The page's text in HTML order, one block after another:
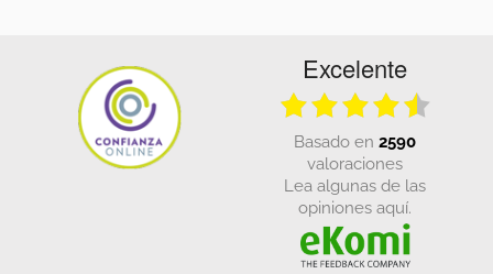
Excelente
basado en 2590
valoraciones
Lea algunas de las
opiniones aquí.